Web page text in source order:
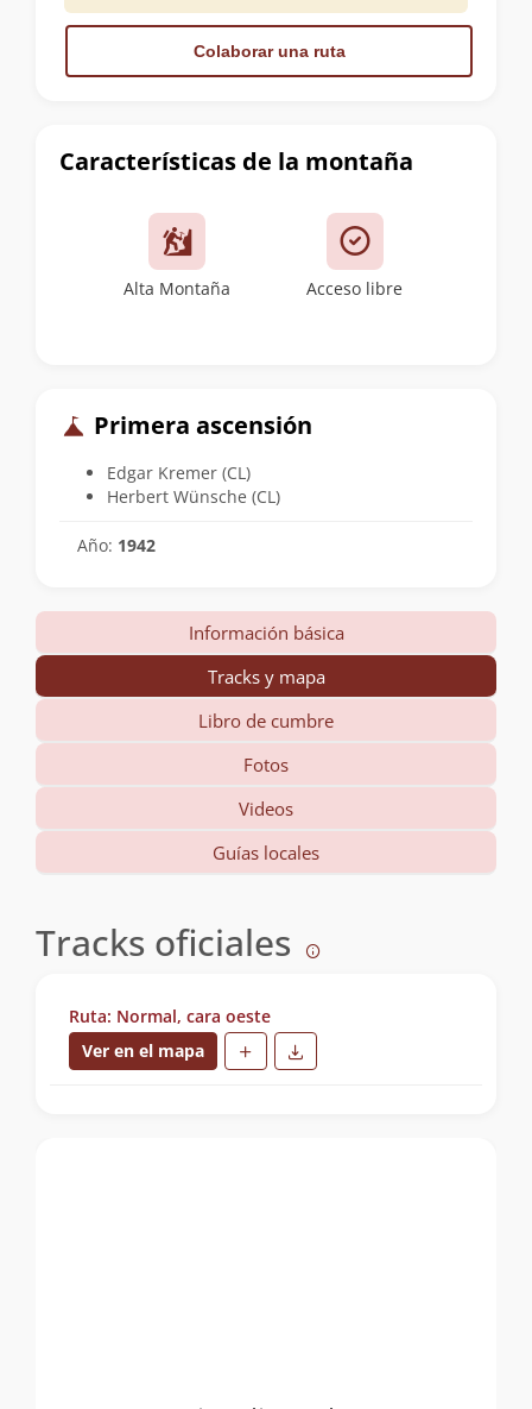
Características de la montaña
Alta Montaña Acceso libre
Primera ascensión
Edgar Kremer (CL)
Herbert Wünsche (CL)
Año: 1942
Colaborar una ruta
Información básica
Tracks y mapa
Libro de cumbre
Fotos
Videos
Guías locales
Tracks oficiales
Ruta: Normal, cara oeste
Ver en el mapa